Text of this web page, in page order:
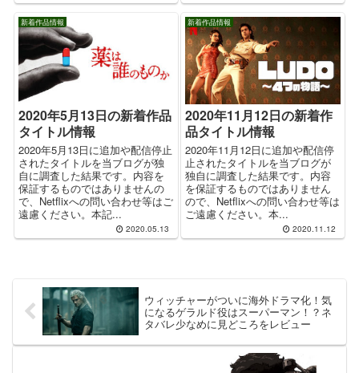
新着作品情報
2020年5月13日の新着作品
タイトル情報
2020年5月13日に追加や配信停止
されたタイトルを当ブログが独
自に調査した結果です。内容を
保証するものではありませんの
で、Netflixへの問い合わせ等はご
遠慮ください。本記...
2020.05.13
新着作品情報
2020年11月12日の新着作
品タイトル情報
2020年11月12日に追加や配信停
止されたタイトルを当ブログが
独自に調査した結果です。内容
を保証するものではありません
ので、Netflixへの問い合わせ等は
ご遠慮ください。本...
2020.11.12
ウィッチャーがついに海外ドラマ化！気
になるゲラルド役はスーパーマン！？ネ
タバレ少なめに見どころをレビュー